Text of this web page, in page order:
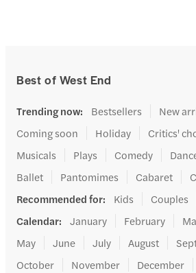
Best of West End
Trending now: Bestsellers
New
Coming soon
Holiday Critics'
Musicals
Plays Comedy
Ballet
Pantomimes Cabaret
Recommended for: Kids Couples
Calendar: January February
May
June July August
October
November December